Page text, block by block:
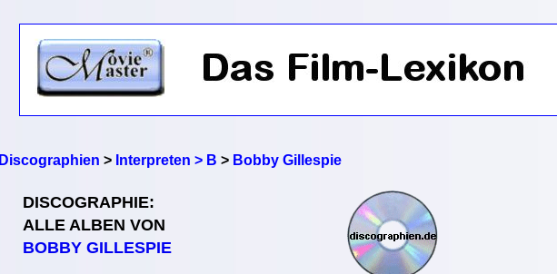
Discographien > Interpreten > B > Bobby Gillespie
DISCOGRAPHIE:
ALLE ALBEN VON
BOBBY GILLESPIE